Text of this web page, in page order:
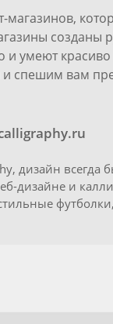
созданы
и умеют красиво
спешим вам
дизайн всегда
дизайне и